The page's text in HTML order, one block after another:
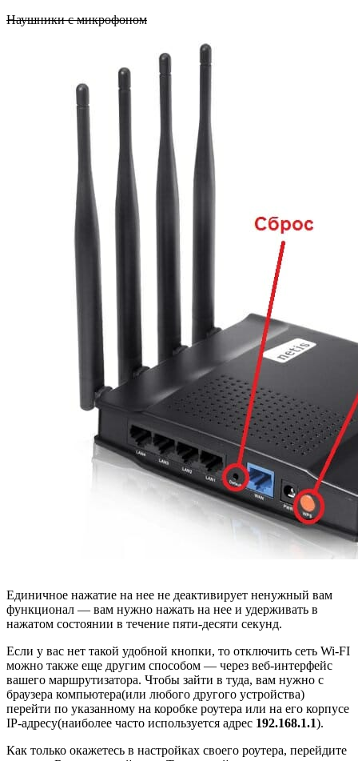
Наушники с микрофоном
Единичное нажатие на нее не деактивирует ненужный вам
функционал — вам нужно нажать на нее и удерживать в
нажатом состоянии в течение пяти-десяти секунд.
Если у вас нет такой удобной кнопки, то отключить сеть Wi-FI
можно также еще другим способом — через веб-интерфейс
вашего маршрутизатора. Чтобы зайти в туда, вам нужно с
браузера компьютера(или любого другого устройства)
перейти по указанному на коробке роутера или на его корпусе
IP-адресу(наиболее часто используется адрес 192.168.1.1).
Как только окажетесь в настройках своего роутера, перейдите